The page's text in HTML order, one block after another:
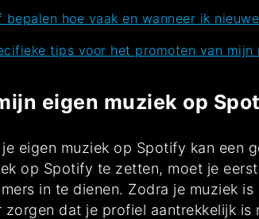
bepalen hoe vaak en wanneer ik
tips voor het promoten van
eigen muziek op
eigen muziek op Spotify kan een
op Spotify te zetten, moet je
in te dienen. Zodra je muziek
dat je profiel aantrekkelijk